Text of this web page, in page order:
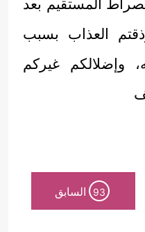
المستقيم بعد
العذاب بسبب
وإضلالكم غيركم
93 السابق